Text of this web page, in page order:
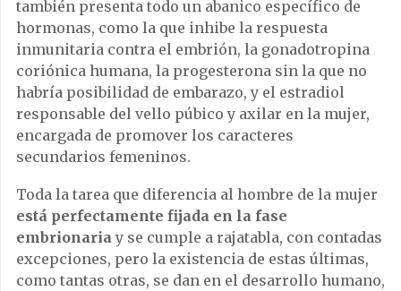
también presenta todo un abanico específico de
hormonas, como la que inhibe la respuesta
inmunitaria contra el embrión, la gonadotropina
coriónica humana, la progesterona sin la que no
habría posibilidad de embarazo, y el estradiol
responsable del vello púbico y axilar en la mujer,
encargada de promover los caracteres
secundarios femeninos.
Toda la tarea que diferencia al hombre de la mujer
está perfectamente fijada en la fase
embrionaria y se cumple a rajatabla, con contadas
excepciones, pero la existencia de estas últimas,
como tantas otras, se dan en el desarrollo humano,